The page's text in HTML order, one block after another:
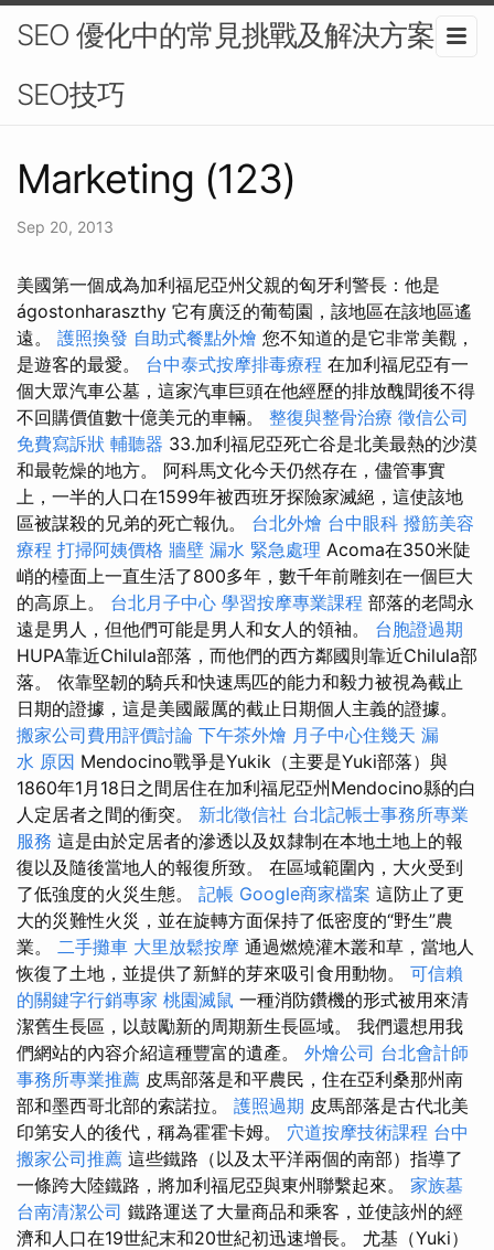
SEO 優化中的常見挑戰及解決方案-
SEO技巧
Marketing (123)
Sep 20, 2013
美國第一個成為加利福尼亞州父親的匈牙利警長：他是
ágostonharaszthy 它有廣泛的葡萄園，該地區在該地區遙
遠。 護照換發 自助式餐點外燴 您不知道的是它非常美觀，
是遊客的最愛。 台中泰式按摩排毒療程 在加利福尼亞有一
個大眾汽車公墓，這家汽車巨頭在他經歷的排放醜聞後不得
不回購價值數十億美元的車輛。 整復與整骨治療 徵信公司
免費寫訴狀 輔聽器 33.加利福尼亞死亡谷是北美最熱的沙漠
和最乾燥的地方。 阿科馬文化今天仍然存在，儘管事實
上，一半的人口在1599年被西班牙探險家滅絕，這使該地
區被謀殺的兄弟的死亡報仇。 台北外燴 台中眼科 撥筋美容
療程 打掃阿姨價格 牆壁 漏水 緊急處理 Acoma在350米陡
峭的檯面上一直生活了800多年，數千年前雕刻在一個巨大
的高原上。 台北月子中心 學習按摩專業課程 部落的老闆永
遠是男人，但他們可能是男人和女人的領袖。 台胞證過期
HUPA靠近Chilula部落，而他們的西方鄰國則靠近Chilula部
落。 依靠堅韌的騎兵和快速馬匹的能力和毅力被視為截止
日期的證據，這是美國嚴厲的截止日期個人主義的證據。
搬家公司費用評價討論 下午茶外燴 月子中心住幾天 漏
水 原因 Mendocino戰爭是Yukik（主要是Yuki部落）與
1860年1月18日之間居住在加利福尼亞州Mendocino縣的白
人定居者之間的衝突。 新北徵信社 台北記帳士事務所專業
服務 這是由於定居者的滲透以及奴隸制在本地土地上的報
復以及隨後當地人的報復所致。 在區域範圍內，大火受到
了低強度的火災生態。 記帳 Google商家檔案 這防止了更
大的災難性火災，並在旋轉方面保持了低密度的“野生”農
業。 二手攤車 大里放鬆按摩 通過燃燒灌木叢和草，當地人
恢復了土地，並提供了新鮮的芽來吸引食用動物。 可信賴
的關鍵字行銷專家 桃園滅鼠 一種消防鑽機的形式被用來清
潔舊生長區，以鼓勵新的周期新生長區域。 我們還想用我
們網站的內容介紹這種豐富的遺產。 外燴公司 台北會計師
事務所專業推薦 皮馬部落是和平農民，住在亞利桑那州南
部和墨西哥北部的索諾拉。 護照過期 皮馬部落是古代北美
印第安人的後代，稱為霍霍卡姆。 穴道按摩技術課程 台中
搬家公司推薦 這些鐵路（以及太平洋兩個的南部）指導了
一條跨大陸鐵路，將加利福尼亞與東州聯繫起來。 家族墓
台南清潔公司 鐵路運送了大量商品和乘客，並使該州的經
濟和人口在19世紀末和20世紀初迅速增長。 尤基（Yuki）